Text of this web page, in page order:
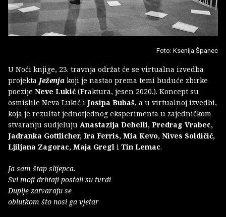
Foto: Ksenija Španec
U Noći knjige, 23. travnja održat će se virtualna izvedba
projekta Ježenja koji je nastao prema temi buduće zbirke
poezije Neve Lukić (Fraktura, jesen 2020.). Koncept su
osmislile Neva Lukić i Josipa Bubaš, a u virtualnoj izvedbi,
koja je rezultat jednotjednog eksperimenta u zajedničkom
stvaranju sudjeluju Anastazija Debelli, Predrag Vrabec,
Jadranka Gottlicher, Ira Ferris, Mia Kevo, Nives Soldičić,
Ljiljana Zagorac, Maja Gregl i Tin Lemac.
Ja sam štap slijepca.
Svi moji drhtaji postali su tvrdi
Duplje zatvaraju se
oblutkom što nosi ga vjetar